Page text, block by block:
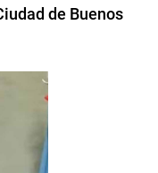
de Buenos